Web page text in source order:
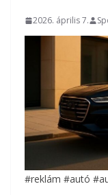
2026. április 7.
#reklám #autó